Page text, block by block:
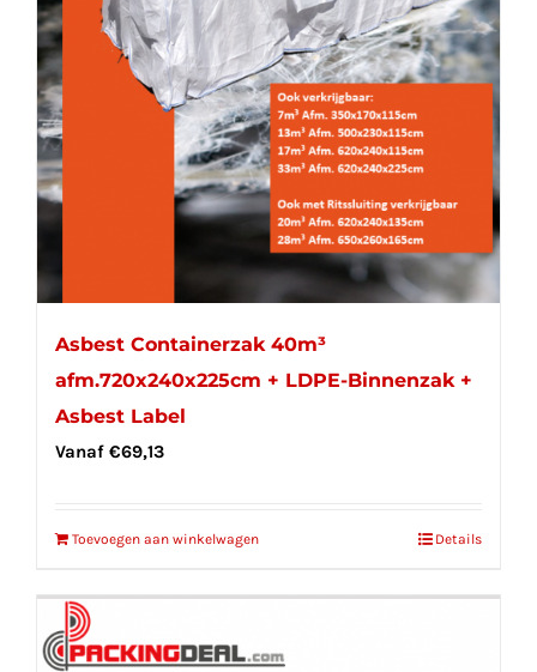
Asbest Containerzak 40m³
afm.720x240x225cm + LDPE-Binnenzak +
Asbest Label
Vanaf €69,13
Toevoegen aan winkelwagen Details